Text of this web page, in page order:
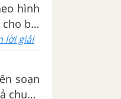
hình
bài
lời giải
soạn
chuẩn